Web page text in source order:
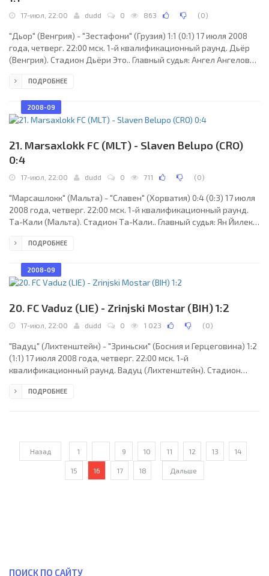
17-июл, 22:00 dudd 0 863 (0)
"Дьор" (Венгрия) - "Зестафони" (Грузия) 1:1 (0:1) 17 июля 2008
года, четверг. 22:00 мск. 1-й квалификационный раунд. Дьёр
(Венгрия). Стадион Дьёри Это.. Главный судья: Ангел Ангелов
Штарк, Аттила Пинтер (Даниэль Вольди, 67), Зоран Шупич,
Кольтои, 46), Золтан Ковач, Петер Байзат. Главный тренер -
Шандор Эгервари (Венгрия). "Зестафони": Роин Квасхвадзе,
ПОДРОБНЕЕ
2008-09
21. Marsaxlokk FC (MLT) - Slaven Belupo (CRO)
0:4
17-июл, 22:00 dudd 0 711 (0)
"Марсашлокк" (Мальта) - "Славен" (Хорватия) 0:4 (0:3) 17 июля
2008 года, четверг. 22:00 мск. 1-й квалификационный раунд.
Та-Кали (Мальта). Стадион Та-Кали.. Главный судья: Ян Йилек
Резервный: Иржи Адам (Чехия). "Марсашлокк": Сэйвиор
Марк Барбара (Марсело Перейра, 46), Брайан Саид, Кевин
Саммут, Гарет Шиберрас (Стивен Уэллмэн, 76), Кристиан
ПОДРОБНЕЕ
2008-09
20. FC Vaduz (LIE) - Zrinjski Mostar (BIH) 1:2
17-июл, 22:00 dudd 0 1 023 (0)
"Вадуц" (Лихтенштейн) - "Зриньски" (Босния и Герцеговина) 1:2
(1:1) 17 июля 2008 года, четверг. 22:00 мск. 1-й
квалификационный раунд. Вадуц (Лихтенштейн). Стадион
"Вадуц": Ян Соммер, Марко Рицбергер, Паскаль Черроне,
Суттер, 79). Главный тренер - Хайнц Херрманн
ПОДРОБНЕЕ
Назад 1 9 10 11 12 13 14
15 16 17 18 Дальше
ПОИСК ПО САЙТУ